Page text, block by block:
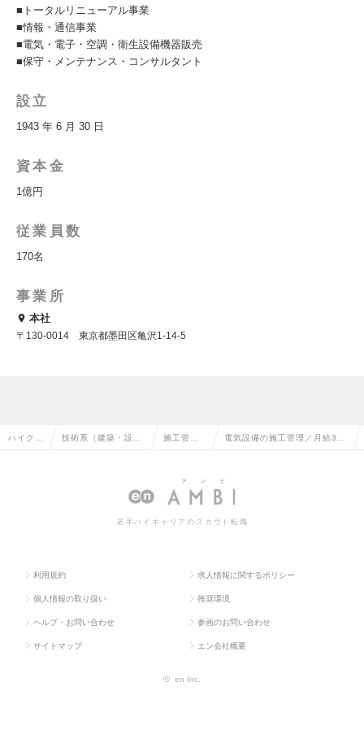
■トータルリニューアル事業
■情報・通信事業
■電気・電子・空調・衛生設備機器販売
■保守・メンテナンス・コンサルタント
設立
1943 年 6 月 30 日
資本金
1億円
従業員数
170名
事業所
本社
〒130-0014 東京都墨田区亀沢1-14-5
ハイクラ 技術系（建築・設 施工管理
の転職
電気設備の施工管理／月給38
求人情報
若手ハイキャリアのスカウト転職
利用規約 求人情報に関するポリシー
個人情報の取り扱い 推奨環境
ヘルプ・お問い合わせ 参画のお問い合わせ
サイトマップ エン会社概要
© en Inc.